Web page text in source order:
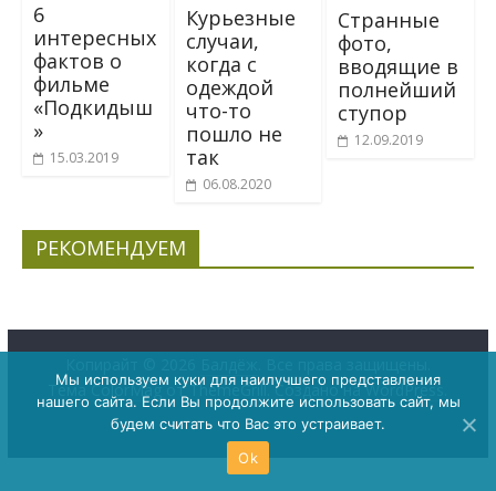
6
интересных
фактов о
фильме
«Подкидыш
»
15.03.2019
Курьезные
случаи,
когда с
одеждой
что-то
пошло не
так
06.08.2020
Странные
фото,
вводящие в
полнейший
ступор
12.09.2019
РЕКОМЕНДУЕМ
ТемаColorMagот ThemeGrill. Создано наWordPress
Мы используем куки для наилучшего представления
нашего сайта. Если Вы продолжите использовать сайт, мы
будем считать что Вас это устраивает.
Ok